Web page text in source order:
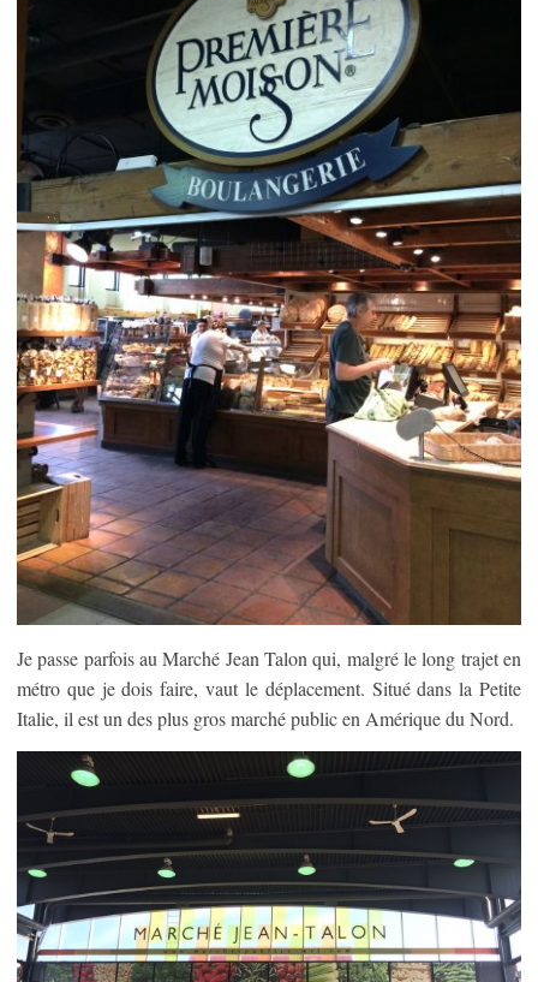
Je passe parfois au Marché Jean Talon qui, malgré le long trajet en
métro que je dois faire, vaut le déplacement. Situé dans la Petite
Italie, il est un des plus gros marché public en Amérique du Nord.